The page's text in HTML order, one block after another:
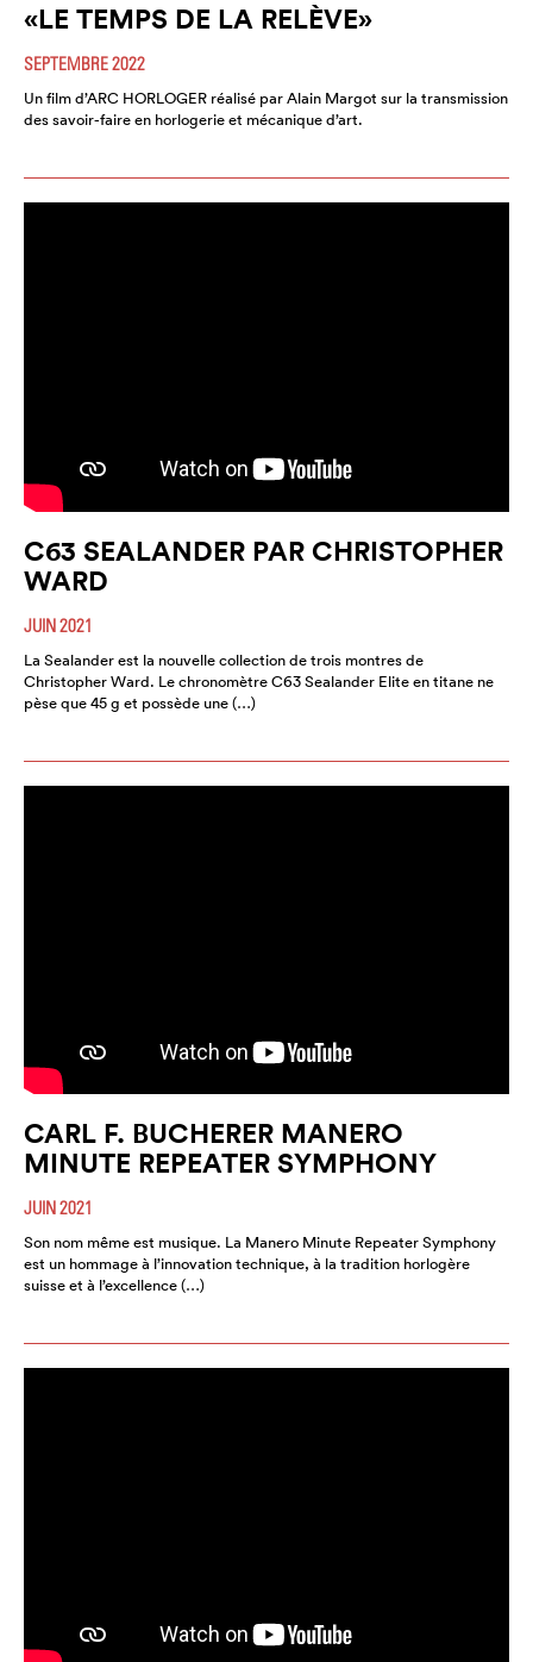
«LE TEMPS DE LA RELÈVE»
SEPTEMBRE 2022
Un film d’ARC HORLOGER réalisé par Alain Margot sur la transmission
des savoir-faire en horlogerie et mécanique d’art.
C63 SEALANDER PAR CHRISTOPHER
WARD
JUIN 2021
La Sealander est la nouvelle collection de trois montres de
Christopher Ward. Le chronomètre C63 Sealander Elite en titane ne
pèse que 45 g et possède une (…)
CARL F. BUCHERER MANERO
MINUTE REPEATER SYMPHONY
JUIN 2021
Son nom même est musique. La Manero Minute Repeater Symphony
est un hommage à l’innovation technique, à la tradition horlogère
suisse et à l’excellence (…)